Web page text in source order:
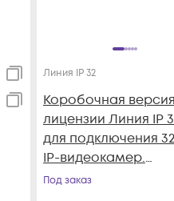
Линия IP 32
Коробочная версия
лицензии Линия IP
для подключения 32
IP-видеокамер.
Количество
Под заказ